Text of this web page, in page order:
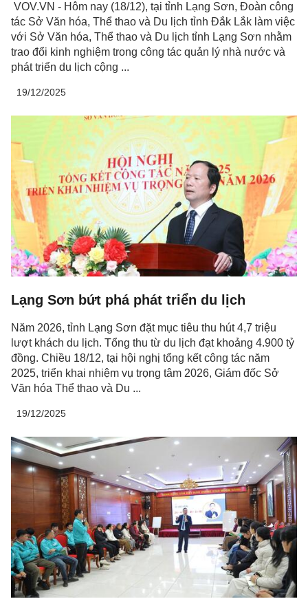
VOV.VN - Hôm nay (18/12), tại tỉnh Lạng Sơn, Đoàn công
tác Sở Văn hóa, Thể thao và Du lịch tỉnh Đắk Lắk làm việc
với Sở Văn hóa, Thể thao và Du lịch tỉnh Lạng Sơn nhằm
trao đổi kinh nghiệm trong công tác quản lý nhà nước và
phát triển du lịch cộng ...
19/12/2025
Lạng Sơn bứt phá phát triển du lịch
Năm 2026, tỉnh Lạng Sơn đặt mục tiêu thu hút 4,7 triệu
lượt khách du lịch. Tổng thu từ du lịch đạt khoảng 4.900 tỷ
đồng. Chiều 18/12, tại hội nghị tổng kết công tác năm
2025, triển khai nhiệm vụ trọng tâm 2026, Giám đốc Sở
Văn hóa Thể thao và Du ...
19/12/2025